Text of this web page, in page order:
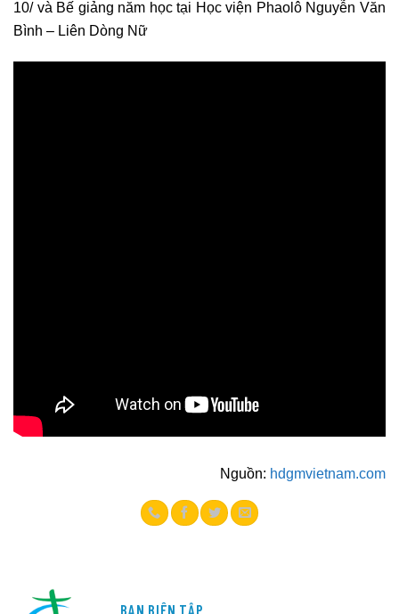
10/ và Bế giảng năm học tại Học viện Phaolô Nguyễn Văn
Bình – Liên Dòng Nữ
Nguồn: hdgmvietnam.com
BAN BIÊN TẬP